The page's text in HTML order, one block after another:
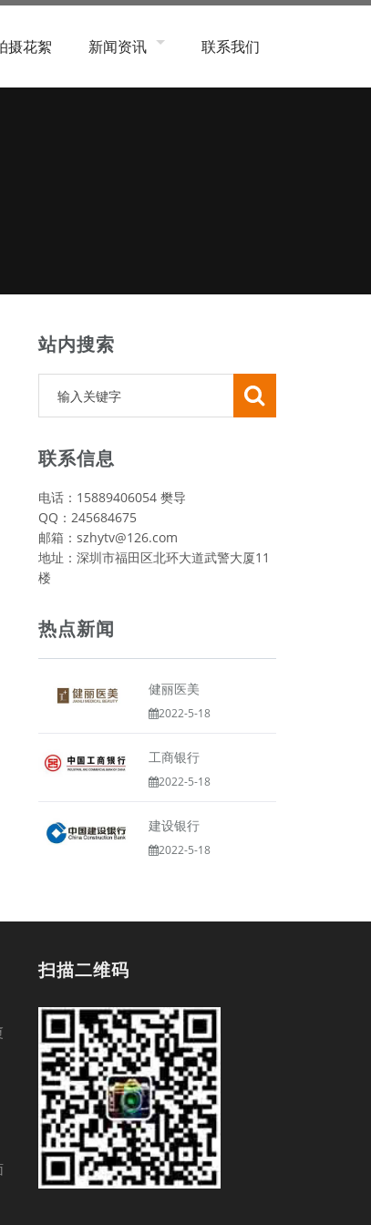
航拍类
摄花絮 新闻资讯 联系我们
站内搜索
联系信息
电话：15889406054 樊导
QQ：245684675
邮箱：szhytv@126.com
地址：深圳市福田区北环大道武警大厦11
楼
热点新闻
健丽医美
2022-5-18
工商银行
2022-5-18
建设银行
2022-5-18
扫描二维码